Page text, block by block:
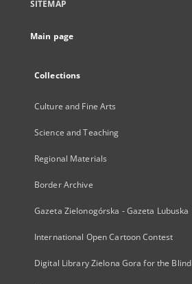
SITEMAP
Main page
Collections
Culture and Fine Arts
Science and Teaching
Regional Materials
Border Archive
Gazeta Zielonogórska - Gazeta Lubuska
International Open Cartoon Contest
Digital Library Zielona Gora for the Blind